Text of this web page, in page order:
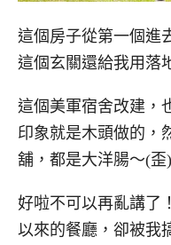
這個房子從第一個進
這個玄關還給我用落
這個美軍宿舍改建，
印象就是木頭做的，
舖，都是大洋腸～(歪)
好啦不可以再亂講了
以來的餐廳，卻被我